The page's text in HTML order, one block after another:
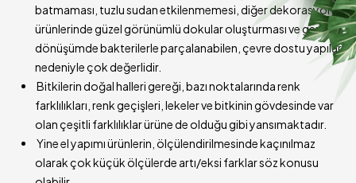
batmaması, tuzlu sudan etkilenmemesi, diğer dekorasyon
ürünlerinde güzel görünümlü dokular oluşturması ve geri
dönüşümde bakterilerle parçalanabilen, çevre dostu yapıları
nedeniyle çok değerlidir.
Bitkilerin doğal halleri gereği, bazı noktalarında renk
farklılıkları, renk geçişleri, lekeler ve bitkinin gövdesinde var
olan çeşitli farklılıklar ürüne de olduğu gibi yansımaktadır.
Yine el yapımı ürünlerin, ölçülendirilmesinde kaçınılmaz
olarak çok küçük ölçülerde artı/eksi farklar söz konusu